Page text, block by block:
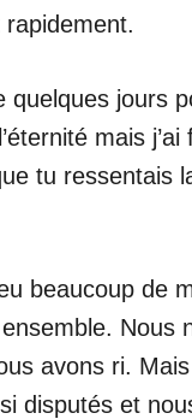
quelques jours
mais
tu ressentais
beaucoup de
Nous
avons ri.
disputés et